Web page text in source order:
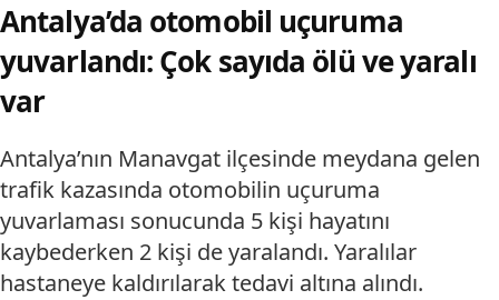
Antalya’da otomobil uçuruma
yuvarlandı: Çok sayıda ölü ve yaralı
var
Antalya’nın Manavgat ilçesinde meydana gelen
trafik kazasında otomobilin uçuruma
yuvarlaması sonucunda 5 kişi hayatını
kaybederken 2 kişi de yaralandı. Yaralılar
hastaneye kaldırılarak tedavi altına alındı.